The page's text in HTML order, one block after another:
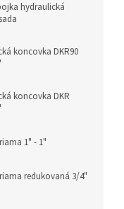
hydraulická
koncovka DKR90
koncovka DKR
1" - 1"
redukovaná 3/4"